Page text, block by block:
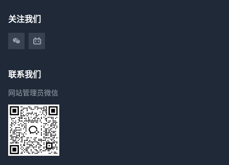
关注我们
联系我们
网站管理员微信